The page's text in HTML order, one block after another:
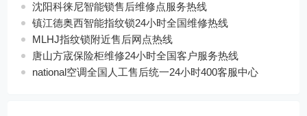
沈阳科徕尼智能锁售后维修点服务热线
镇江德奥西智能指纹锁24小时全国维修热线
MLHJ指纹锁附近售后网点热线
唐山方宬保险柜维修24小时全国客户服务热线
national空调全国人工售后统一24小时400客服中心